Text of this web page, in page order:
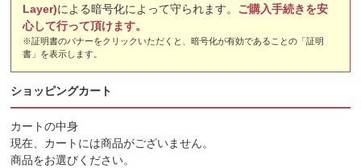
Layer)による暗号化によって守られます。 ご購入手続きを安
心して行って頂けます。
※証明書のバナーをクリックいただくと、暗号化が有効であることの「証明
書」を表示します。
ショッピングカート
カートの中身
現在、カートには商品がございません。
商品をお選びください。